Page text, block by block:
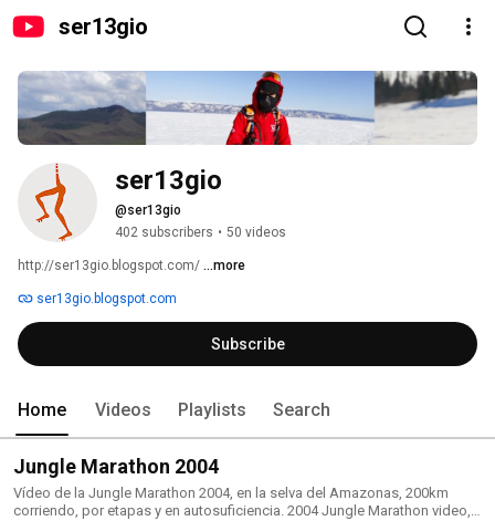
ser13gio
ser13gio
@ser13gio
402 subscribers • 50 videos
http://ser13gio.blogspot.com/ ...more
ser13gio.blogspot.com
Subscribe
Home Videos Playlists Search
Jungle Marathon 2004
Vídeo de la Jungle Marathon 2004, en la selva del Amazonas, 200km
corriendo, por etapas y en autosuficiencia. 2004 Jungle Marathon video,